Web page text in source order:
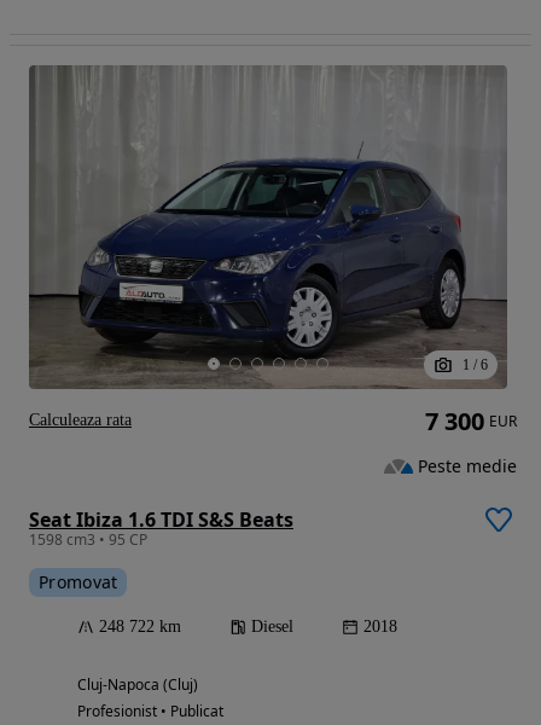
1 / 6
Seat Ibiza 1.6 TDI S&S Beats
1598 cm3 • 95 CP
Promovat
248 722 km Diesel 2018
Cluj-Napoca (Cluj)
Profesionist • Publicat
7 300 EUR
Peste medie
Calculeaza rata